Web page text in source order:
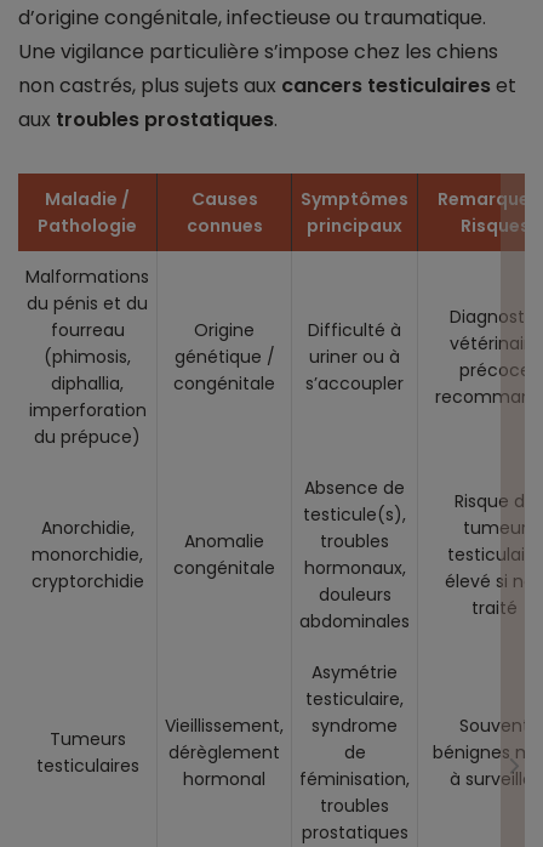
d’origine congénitale, infectieuse ou traumatique.
Une vigilance particulière s’impose chez les chiens
non castrés, plus sujets aux cancers testiculaireset
aux troubles prostatiques.
Maladie /
Pathologie
Causes
connues
Symptômes
principaux
Risques
Malformations
du pénis et du
fourreau
(phimosis,
diphallia,
imperforation
du prépuce)
Origine
génétique /
congénitale
Difficulté à
uriner ou à
s’accoupler
Diagnostic
vétérinaire
précoce
Anorchidie,
monorchidie,
cryptorchidie
Anomalie
congénitale
Absence de
testicule(s),
troubles
hormonaux,
douleurs
abdominales
Risque de
tumeur
testiculaire
élevé si
traité
Tumeurs
testiculaires
Vieillissement,
dérèglement
hormonal
Asymétrie
testiculaire,
syndrome
de
féminisation,
troubles
prostatiques
Souvent
bénignes
à surveiller